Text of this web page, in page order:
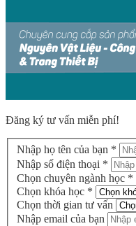
Đăng ký tư vấn miễn phí!
Nhập họ tên của bạn *
Nhập số điện thoại *
Chọn chuyên ngành học *
Chọn khóa học *
Chọn thời gian tư vấn
Nhập email của bạn